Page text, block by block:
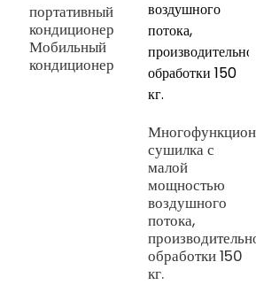
портативный
кондиционер
Мобильный
кондиционер
сушилка с
малой
мощностью
воздушного
потока,
обработки 150
кг.